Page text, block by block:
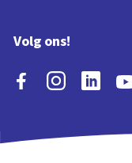
Volg ons!